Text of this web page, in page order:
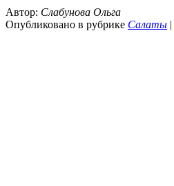
Автор: Слабунова Ольга
Опубликовано в рубрике Салаты |